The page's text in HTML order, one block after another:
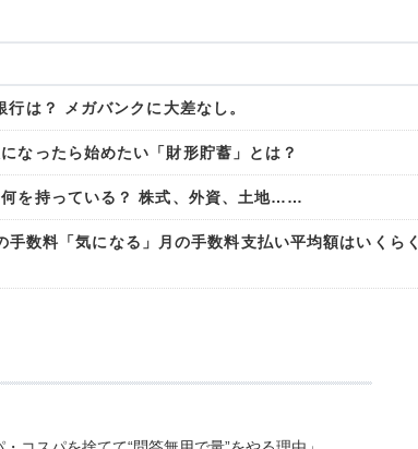
は？ メガバンクに大差なし。
なったら始めたい「財形貯蓄」とは？
を持っている？ 株式、外資、土地……
数料「気になる」月の手数料支払い平均額はいくらく